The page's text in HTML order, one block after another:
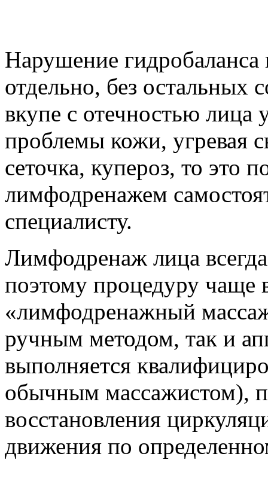
Нарушение гидробаланса
отдельно, без
вкупе с отечностью лица
проблемы кожи, угревая
сеточка, купероз, то это
лимфодренажем
специалисту.
Лимфодренаж лица
поэтому процедуру чаще
«лимфодренажный
ручным методом, так и
выполняется
обычным массажистом),
восстановления
движения по